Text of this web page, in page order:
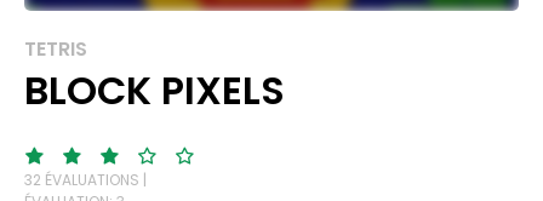
TETRIS
BLOCK PIXELS
32 ÉVALUATIONS |